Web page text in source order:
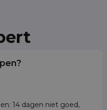
14 dagen niet goed,